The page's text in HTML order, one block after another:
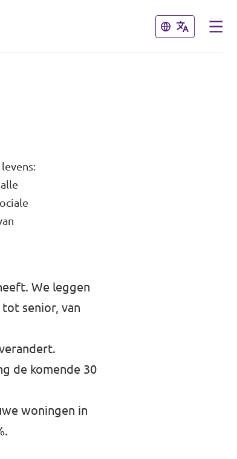
Sluiten
Sluiten
We leggen
senior, van
de komende 30
woningen in